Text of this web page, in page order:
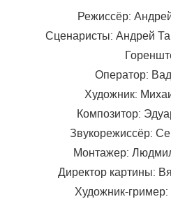
Режиссёр:
Сценаристы: Андрей
Оператор:
Художник:
Композитор:
Звукорежиссёр:
Монтажер:
Директор картины:
Художник-